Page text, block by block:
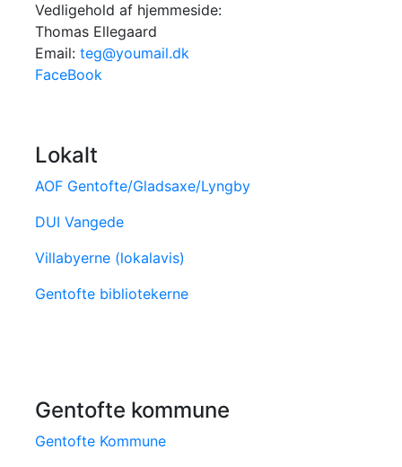
Vedligehold af hjemmeside:
Thomas Ellegaard
Email: teg@youmail.dk
FaceBook
Lokalt
AOF Gentofte/Gladsaxe/Lyngby
DUI Vangede
Villabyerne (lokalavis)
Gentofte bibliotekerne
Gentofte kommune
Gentofte Kommune